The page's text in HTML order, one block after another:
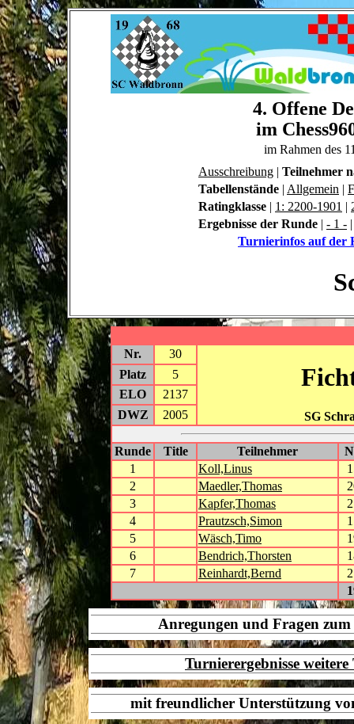
4. Offene
im
im Rahmen des
Ausschreibung | Teilnehmer
Tabellenstände | Allgemein |
Ratingklasse | 1: 2200-1901 |
Ergebnisse der Runde | - 1 -
Turnierinfos auf der
Nr. 30
SG
Platz
5
ELO
2137
DWZ
2005
Runde Title Teilnehmer
1
Koll,Linus
2
Maedler,Thomas
3
Kapfer,Thomas
4
Prautzsch,Simon
5
Wäsch,Timo
6
Bendrich,Thorsten
7
Reinhardt,Bernd
Anregungen und Fragen
Turnierergebnisse
mit freundlicher Unterstützung